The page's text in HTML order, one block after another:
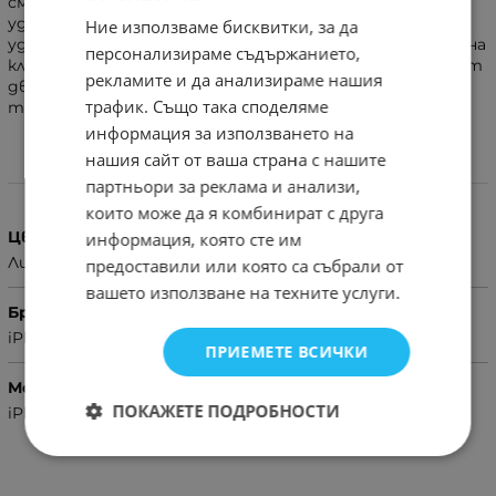
удари. Двойното покритие неутрализира удари, а
удобната стойка позволява да се ползва и за гледане на
клипчета, снимки и др. по време на път. Направен е от
две части – дебела и гъвкава гума, както и дебел
твърд капак.
Характеристики
Цвят
Лилав
Бранд
iPhone
Модел Телефон
iPhone 14 Pro
Ние използваме бисквитки, за да
персонализираме съдържанието,
рекламите и да анализираме нашия
трафик. Също така споделяме
информация за използването на
нашия сайт от ваша страна с нашите
партньори за реклама и анализи,
които може да я комбинират с друга
информация, която сте им
предоставили или която са събрали от
вашето използване на техните услуги.
ПРИЕМЕТЕ ВСИЧКИ
ПОКАЖЕТЕ ПОДРОБНОСТИ